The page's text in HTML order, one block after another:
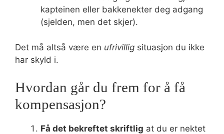
kapteinen eller bakkenekter deg adgang
(sjelden, men det skjer).
Det må altså være en ufrivillig situasjon du ikke
har skyld i.
Hvordan går du frem for å få
kompensasjon?
Få det bekreftet skriftlig at du er nektet